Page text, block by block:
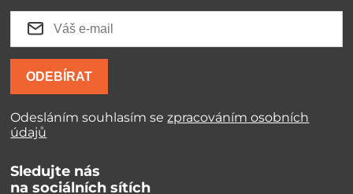
ODEBÍRAT
Odesláním souhlasím sezpracováním osobních
údajů
Sledujte nás
na sociálních sítích